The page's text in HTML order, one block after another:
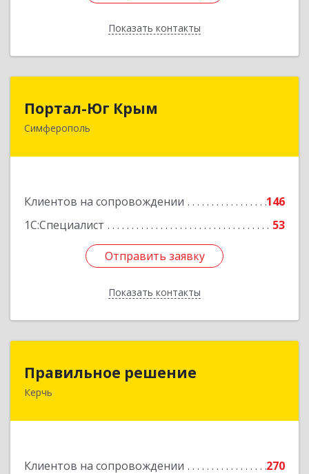
Показать контакты
Назад
Портал-Юг Крым
Симферополь
Клиентов на сопровождении
146
1С:Специалист
53
Отправить заявку
Показать контакты
295015, Крым Респ, Симферополь г, Козлова ул,
Отправить заявку
Назад
Правильное решение
Керчь
Клиентов на сопровождении 270
298330, Крым Респ, Керчь г, Адмиралтейский